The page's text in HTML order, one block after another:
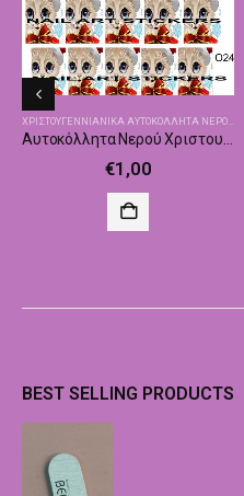
ΧΡΙΣΤΟΥΓΕΝΝΙΆΤΙΚΑ ΑΥΤΟΚΌΛΛΗΤΑ -
€1,00
BEST SELLING PRODUCTS